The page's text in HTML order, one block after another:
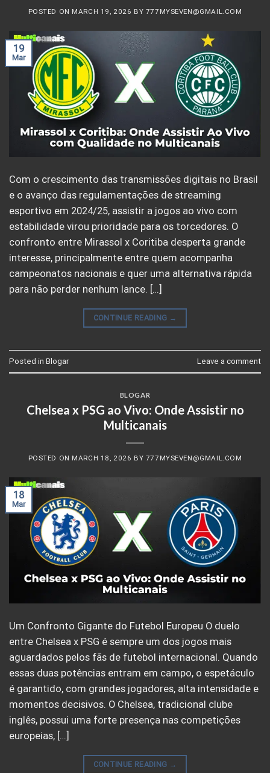
POSTED ON MARCH 19, 2026 BY 777MYSEVEN@GMAIL.COM
19
Mar
Com o crescimento das transmissões digitais no Brasil
e o avanço das regulamentações de streaming
esportivo em 2024/25, assistir a jogos ao vivo com
estabilidade virou prioridade para os torcedores. O
confronto entre Mirassol x Coritiba desperta grande
interesse, principalmente entre quem acompanha
campeonatos nacionais e quer uma alternativa rápida
para não perder nenhum lance. […]
CONTINUE READING →
Posted in Blogar Leave a comment
BLOGAR
Chelsea x PSG ao Vivo: Onde Assistir no
Multicanais
POSTED ON MARCH 18, 2026 BY 777MYSEVEN@GMAIL.COM
18
Mar
Um Confronto Gigante do Futebol Europeu O duelo
entre Chelsea x PSG é sempre um dos jogos mais
aguardados pelos fãs de futebol internacional. Quando
essas duas potências entram em campo, o espetáculo
é garantido, com grandes jogadores, alta intensidade e
momentos decisivos. O Chelsea, tradicional clube
inglês, possui uma forte presença nas competições
europeias, […]
CONTINUE READING →